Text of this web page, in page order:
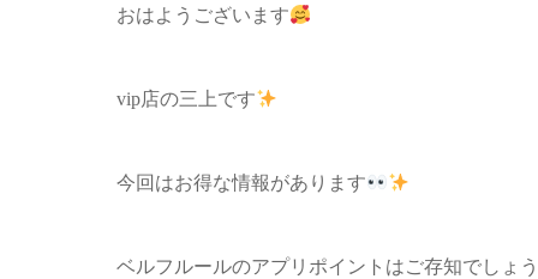
おはようございます
vip店の三上です
今回はお得な情報があります
ベルフルールのアプリポイントはご存知でしょ